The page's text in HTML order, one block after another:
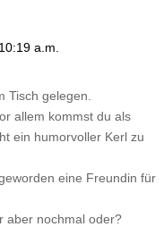
a.m.
Tisch gelegen.
allem kommst du als
ein humorvoller Kerl zu
eine Freundin für
aber nochmal oder?